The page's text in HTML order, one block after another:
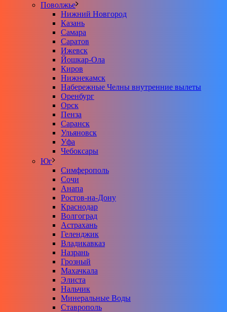
Поволжье
Нижний Новгород
Казань
Самара
Саратов
Ижевск
Йошкар-Ола
Киров
Нижнекамск
Набережные Челны внутренние вылеты
Оренбург
Орск
Пенза
Саранск
Ульяновск
Уфа
Чебоксары
Юг
Симферополь
Сочи
Анапа
Ростов-на-Дону
Краснодар
Волгоград
Астрахань
Геленджик
Владикавказ
Назрань
Грозный
Махачкала
Элиста
Нальчик
Минеральные Воды
Ставрополь